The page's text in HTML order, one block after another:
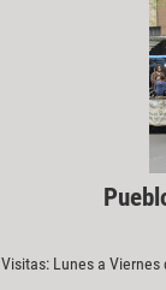
Visitas: Lunes a Viernes